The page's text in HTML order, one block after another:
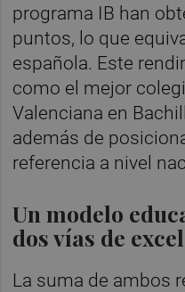
programa IB han
puntos, lo que
española. Este
como el mejor
Valenciana en
además de
referencia a nivel
Un modelo
dos vías de
La suma de ambos